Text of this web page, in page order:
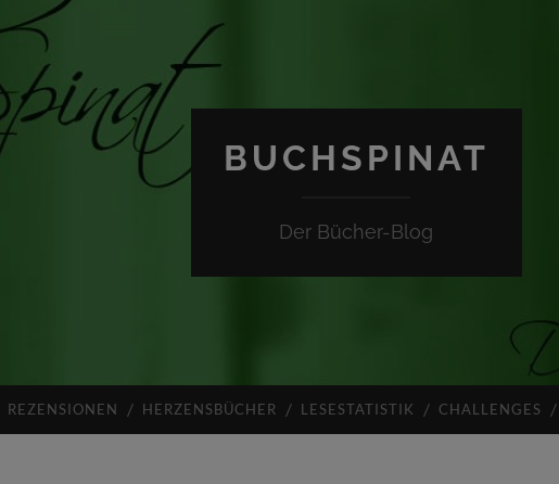
BUCHSPINAT
Der Bücher-Blog
REZENSIONEN HERZENSBÜCHER LESESTATISTIK CHALLENGES